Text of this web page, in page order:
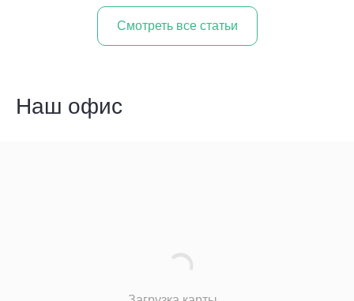
Cмотреть все статьи
Наш офис